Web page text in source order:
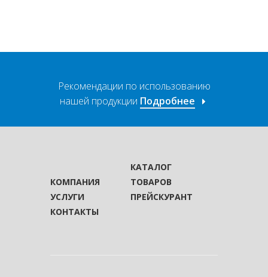
Рекомендации по использованию
нашей продукции Подробнее
КОМПАНИЯ
КАТАЛОГ
ТОВАРОВ
УСЛУГИ
ПРЕЙСКУРАНТ
КОНТАКТЫ